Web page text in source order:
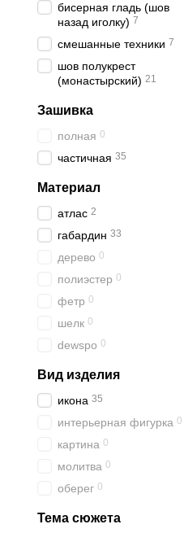
бисерная гладь (шов
назад иголку) 7
смешанные техники 7
шов полукрест
(монастырский) 21
Зашивка
полная 0
частичная 35
Материал
атлас 2
габардин 33
дерево 0
полиэстер 0
фетр 0
шелк 0
dewspo 0
Вид изделия
икона 35
интерьерная фигурка 0
картина 0
молитва 0
оберег 0
Тема сюжета